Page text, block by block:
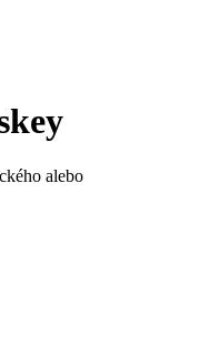
alebo